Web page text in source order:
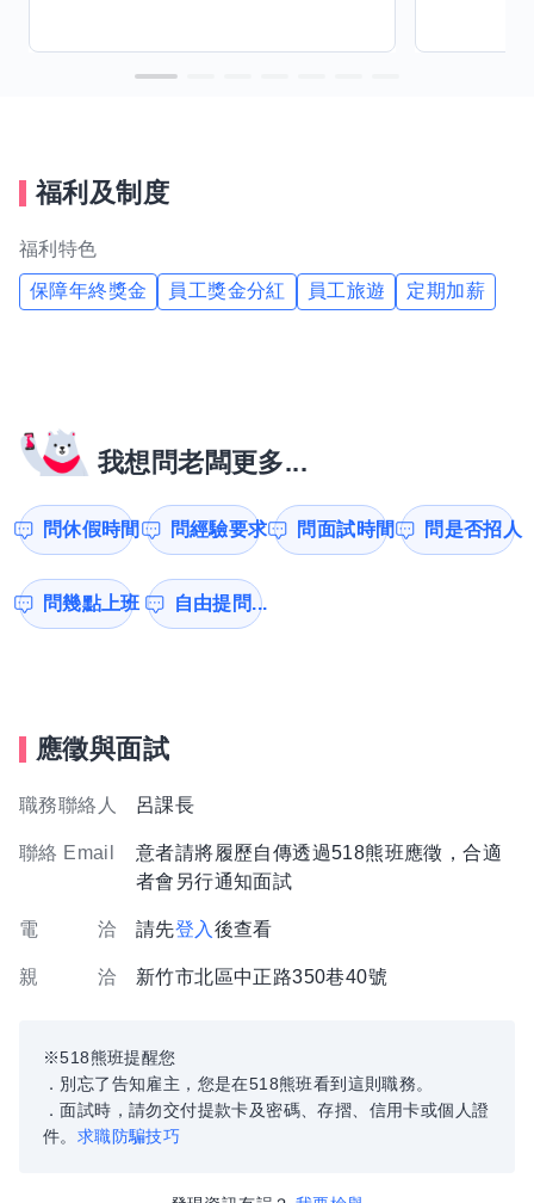
福利及制度
福利特色
保障年終獎金 員工獎金分紅 員工旅遊 定期加薪
我想問老闆更多...
問休假時間 問經驗要求 問面試時間 問是否招人
問幾點上班 自由提問...
應徵與面試
職務聯絡人 呂課長
聯絡 Email
意者請將履歷自傳透過518熊班應徵，合適
者會另行通知面試
電 洽 請先登入 後查看
親 洽 新竹市北區中正路350巷40號
※518熊班提醒您
．別忘了告知雇主，您是在518熊班看到這則職務。
．面試時，請勿交付提款卡及密碼、存摺、信用卡或個人證
件。 求職防騙技巧